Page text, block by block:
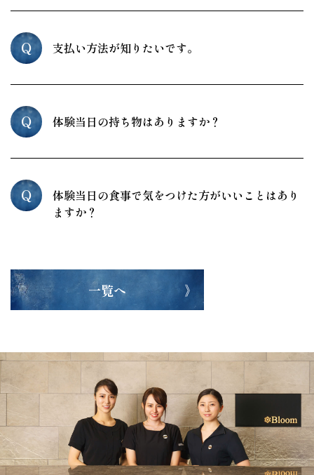
Q 支払い方法が知りたいです。
Q 体験当日の持ち物はありますか？
Q
体験当日の食事で気をつけた方がいいことはあり
ますか？
一覧へ